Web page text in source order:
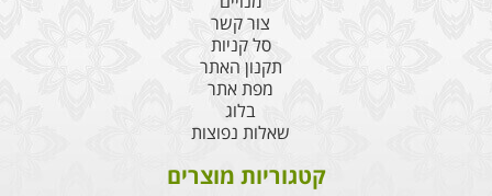
צור קשר
סל קניות
תקנון האתר
מפת אתר
בלוג
שאלות נפוצות
קטגוריות מוצרים